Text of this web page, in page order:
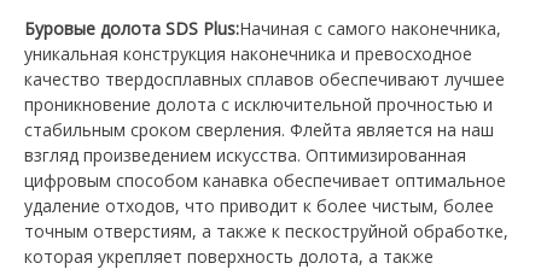
Буровые долота SDS Plus:Начиная с самого наконечника,
уникальная конструкция наконечника и превосходное
качество твердосплавных сплавов обеспечивают лучшее
проникновение долота с исключительной прочностью и
стабильным сроком сверления. Флейта является на наш
взгляд произведением искусства. Оптимизированная
цифровым способом канавка обеспечивает оптимальное
удаление отходов, что приводит к более чистым, более
точным отверстиям, а также к пескоструйной обработке,
которая укрепляет поверхность долота, а также